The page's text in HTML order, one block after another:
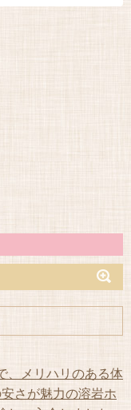
、メリハリのある体
さが魅力の溶岩ホ